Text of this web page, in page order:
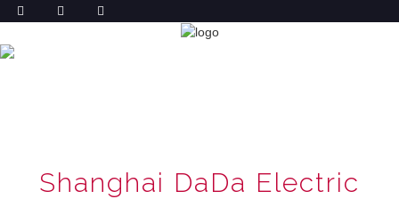
ԿԱՊՎԵՔ ՄԵԶ ՀԵՏ
Shanghai DaDa Electric